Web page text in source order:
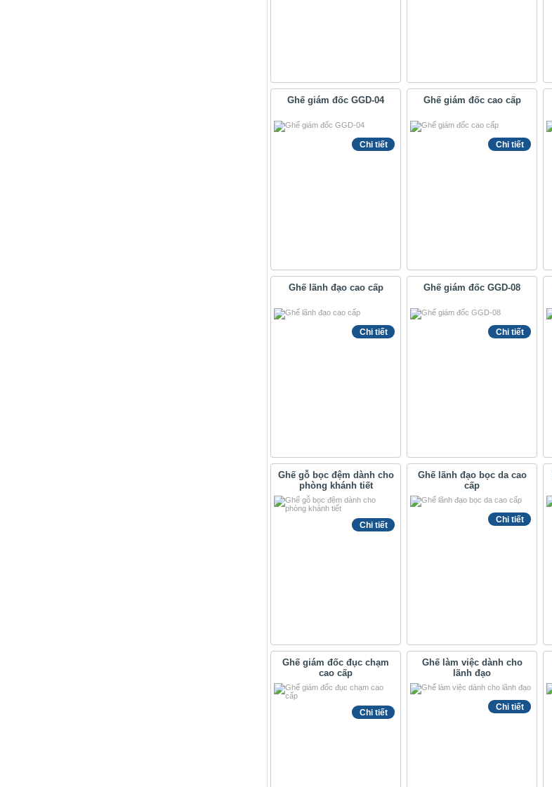
Ghế giám đốc GGD-04
Chi tiết
Ghế giám đốc cao cấp
Chi tiết
Ghế lãnh đạo cao cấp
Chi tiết
Ghế giám đốc GGD-08
Chi tiết
Ghế gỗ bọc đệm dành cho
phòng khánh tiết
Chi tiết
Ghế lãnh đạo bọc da cao
cấp
Chi tiết
Ghế giám đốc đục chạm
cao cấp
Chi tiết
Ghế làm việc dành cho
lãnh đạo
Chi tiết